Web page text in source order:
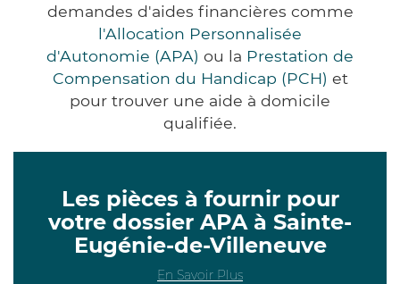
demandes d'aides financières comme
l'Allocation Personnalisée
d'Autonomie (APA) ou la Prestation de
Compensation du Handicap (PCH) et
pour trouver une aide à domicile
qualifiée.
Les pièces à fournir pour
votre dossier APA à Sainte-
Eugénie-de-Villeneuve
En Savoir Plus